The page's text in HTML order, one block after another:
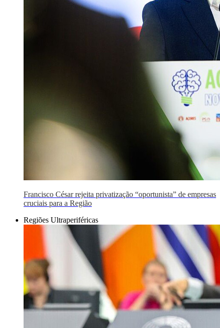
Francisco César rejeita privatização “oportunista” de empresas
cruciais para a Região
Regiões Ultraperiféricas